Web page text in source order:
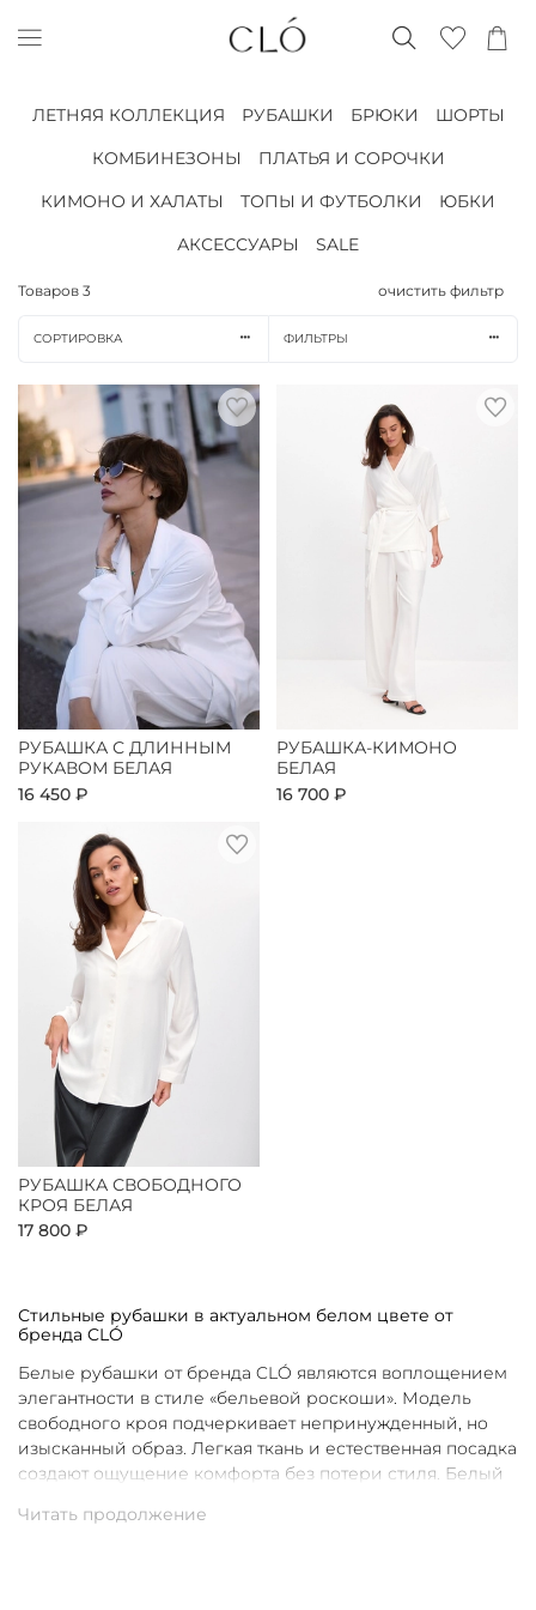
ЛЕТНЯЯ КОЛЛЕКЦИЯ РУБАШКИ БРЮКИ
ШОРТЫ
КОМБИНЕЗОНЫ
ПЛАТЬЯ И СОРОЧКИ
КИМОНО И ХАЛАТЫ
ТОПЫ И ФУТБОЛКИ
ЮБКИ
АКСЕССУАРЫ
SALE
Товаров 3 очистить фильтр
СОРТИРОВКА ФИЛЬТРЫ
РУБАШКА С ДЛИННЫМ
РУКАВОМ БЕЛАЯ
16 450 ₽
РУБАШКА-КИМОНО
БЕЛАЯ
16 700 ₽
РУБАШКА СВОБОДНОГО
КРОЯ БЕЛАЯ
17 800 ₽
Стильные рубашки в актуальном белом цвете от
бренда CLÓ
Белые рубашки от бренда CLÓ являются воплощением
элегантности в стиле «бельевой роскоши». Модель
свободного кроя подчеркивает непринужденный, но
изысканный образ. Легкая ткань и естественная посадка
создают ощущение комфорта без потери стиля. Белый
чистоты и универсальности. Такая рубашка легко